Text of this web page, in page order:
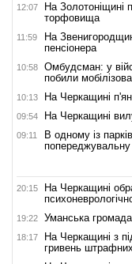
12:07
На Золотоніщині
торфовища
11:59
На
пенсіонера
10:58
Омбудсман: у
побили
10:13 На Черкащині
09:54 На Черкащині
09:11
В одному із
попереджувальну
20:15
На Черкащині
19:22 Уманська
18:17
На Черкащині з
гривень